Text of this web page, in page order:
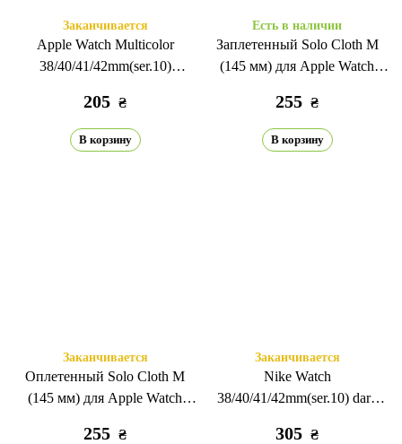
Заканчивается
Apple Watch Multicolor
38/40/41/42mm(ser.10)
205 ₴
В корзину
Есть в наличии
Заплетенный Solo Cloth M
(145 мм) для Apple Watch
красный
255 ₴
В корзину
Заканчивается
Оплетенный Solo Cloth M
(145 мм) для Apple Watch
255 ₴
Заканчивается
Nike Watch
38/40/41/42mm(ser.10) dark
305 ₴